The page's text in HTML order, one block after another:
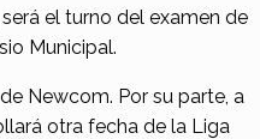
el turno del examen de
Municipal.
Newcom. Por su parte, a
otra fecha de la Liga